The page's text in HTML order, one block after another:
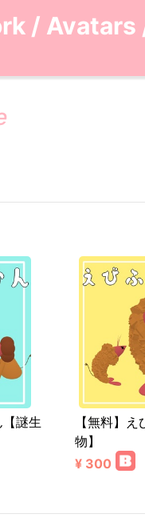
/ Avatars
【謎生
【無料】
物】
¥ 300